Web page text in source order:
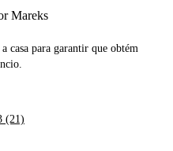
Mareks
casa para garantir que obtém
(21)